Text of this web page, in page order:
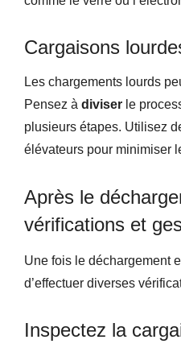
Cargaisons
Les chargements lourds
Pensez à diviser le
plusieurs étapes. Utilisez
élévateurs pour minimiser
Après le
vérifications et
Une fois le déchargement
d’effectuer diverses
Inspectez la